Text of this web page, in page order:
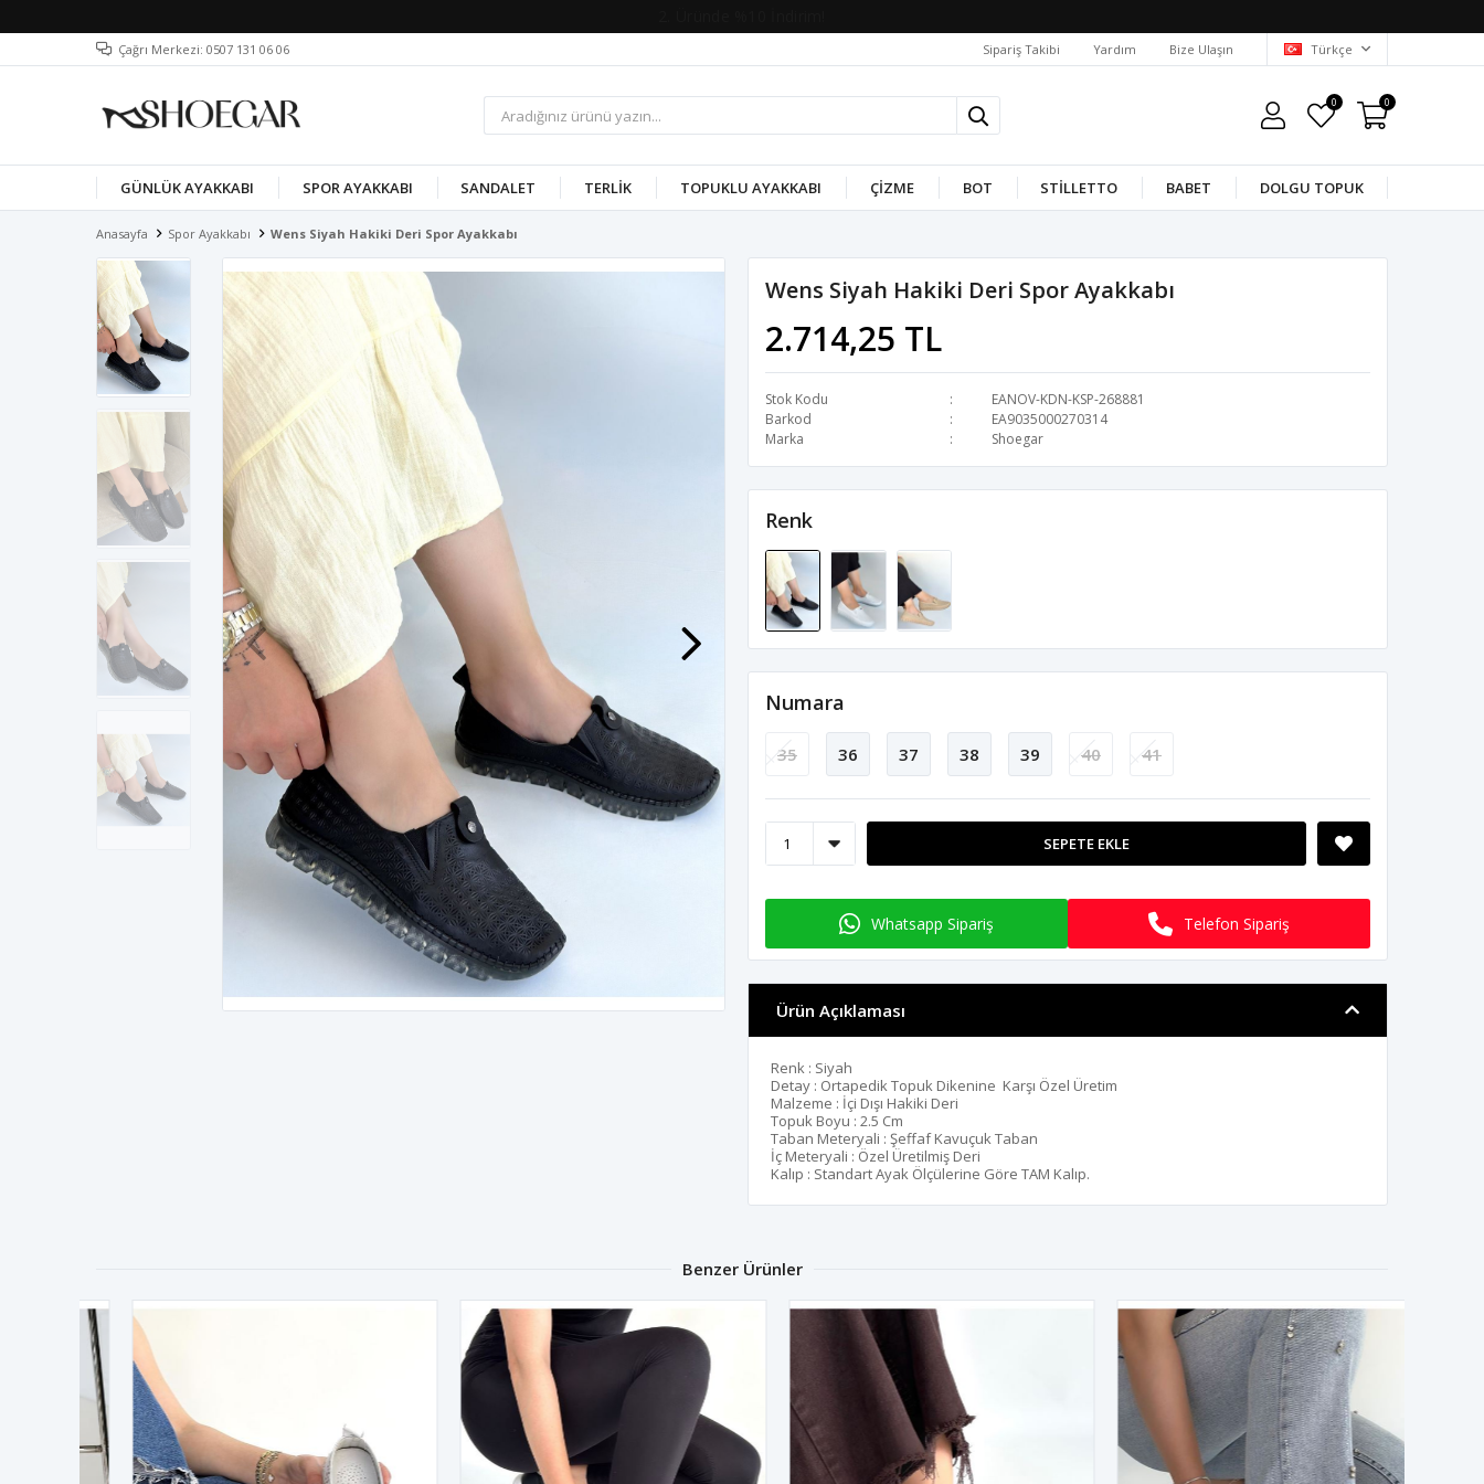
Çağrı Merkezi: 0507 131 06 06 Sipariş Takibi Yardım Bize Ulaşın Türkçe
0 0
GÜNLÜK AYAKKABI SPOR AYAKKABI SANDALET TERLIK TOPUKLU AYAKKABI ÇIZME BOT STILLETTO BABET DOLGU TOPUK
Anasayfa Spor Ayakkabı Wens Siyah Hakiki Deri Spor Ayakkabı
Wens Siyah Hakiki Deri Spor Ayakkabı
2.714,25 TL
Stok Kodu
EANOV-KDN-KSP-268881
Barkod
EA9035000270314
Marka
Shoegar
Renk
Numara
35 36 37 38 39 40 41
SEPETE EKLE
Whatsapp Sipariş Telefon Sipariş
Ürün Açıklaması
Renk : Siyah
Detay : Ortapedik Topuk Dikenine Karşı Özel Üretim
Malzeme : İçi Dışı Hakiki Deri
Topuk Boyu : 2.5 Cm
Taban Meteryali : Şeffaf Kavuçuk Taban
İç Meteryali : Özel Üretilmiş Deri
Kalıp : Standart Ayak Ölçülerine Göre TAM Kalıp.
Benzer Ürünler